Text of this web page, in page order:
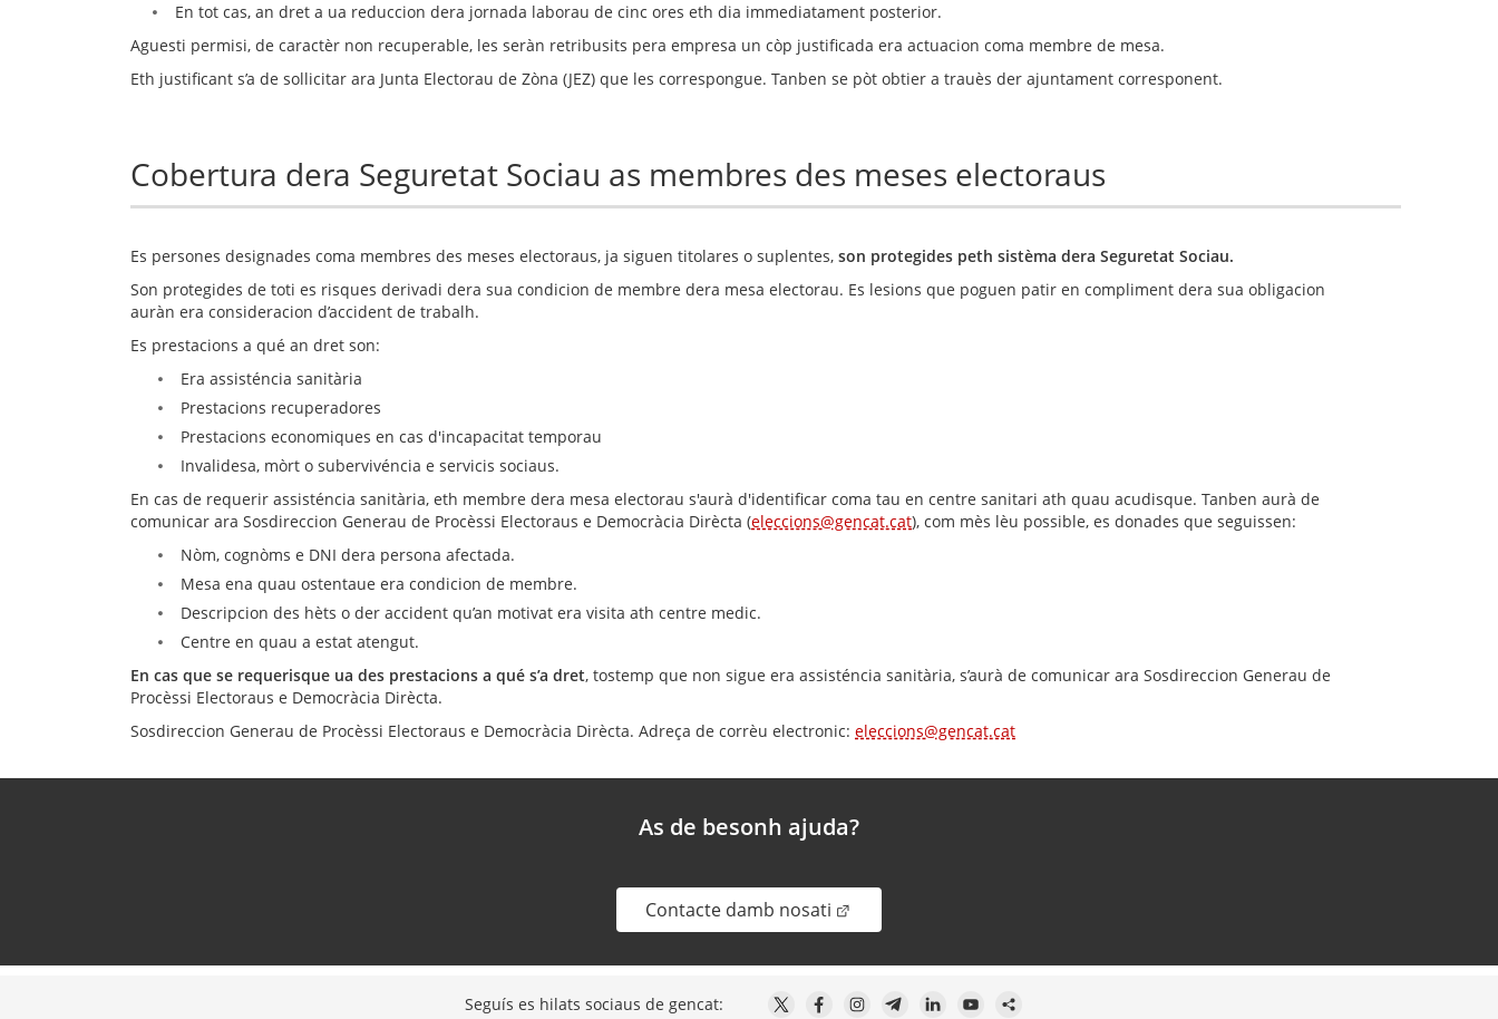
En tot cas, an dret a ua reduccion dera jornada laborau de cinc ores eth dia immediatament posterior.
Aguesti permisi, de caractèr non recuperable, les seràn retribusits pera empresa un còp justificada era actuacion coma membre de mesa.
Eth justificant s’a de sollicitar ara Junta Electorau de Zòna (JEZ) que les correspongue. Tanben se pòt obtier a trauès der ajuntament corresponent.
Cobertura dera Seguretat Sociau as membres des meses electoraus
Es persones designades coma membres des meses electoraus, ja siguen titolares o suplentes, son protegides peth sistèma dera Seguretat Sociau.
Son protegides de toti es risques derivadi dera sua condicion de membre dera mesa electorau. Es lesions que poguen patir en compliment dera sua obligacion
auràn era consideracion d’accident de trabalh.
Es prestacions a qué an dret son:
Era assisténcia sanitària
Prestacions recuperadores
Prestacions economiques en cas d'incapacitat temporau
Invalidesa, mòrt o subervivéncia e servicis sociaus.
En cas de requerir assisténcia sanitària, eth membre dera mesa electorau s'aurà d'identificar coma tau en centre sanitari ath quau acudisque. Tanben aurà de
comunicar ara Sosdireccion Generau de Procèssi Electoraus e Democràcia Dirècta (eleccions@gencat.cat), com mès lèu possible, es donades que seguissen:
Nòm, cognòms e DNI dera persona afectada.
Mesa ena quau ostentaue era condicion de membre.
Descripcion des hèts o der accident qu’an motivat era visita ath centre medic.
Centre en quau a estat atengut.
En cas que se requerisque ua des prestacions a qué s’a dret, tostemp que non sigue era assisténcia sanitària, s’aurà de comunicar ara Sosdireccion Generau de
Procèssi Electoraus e Democràcia Dirècta.
Sosdireccion Generau de Procèssi Electoraus e Democràcia Dirècta. Adreça de corrèu electronic: eleccions@gencat.cat
As de besonh ajuda?
Contacte damb nosati . Obre en una nova finestra.
Seguís es hilats sociaus de gencat: